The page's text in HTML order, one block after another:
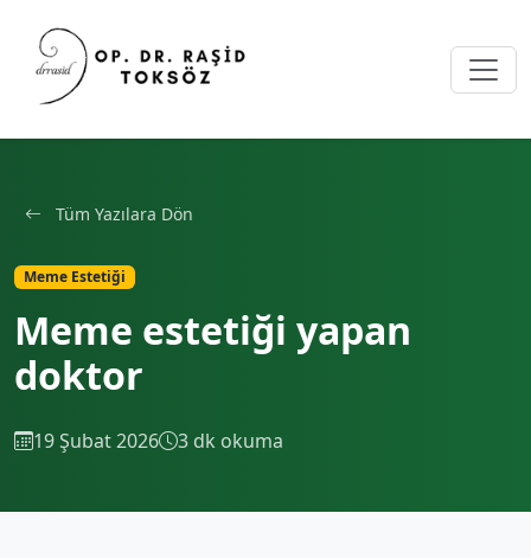
Tüm Yazılara Dön
Meme Estetiği
Meme estetiği yapan
doktor
19 Şubat 2026 3 dk okuma